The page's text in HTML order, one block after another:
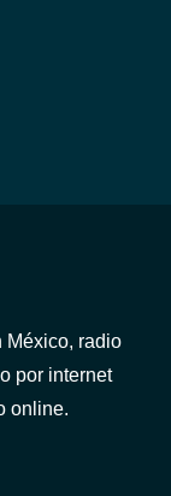
México, radio
por internet
online.